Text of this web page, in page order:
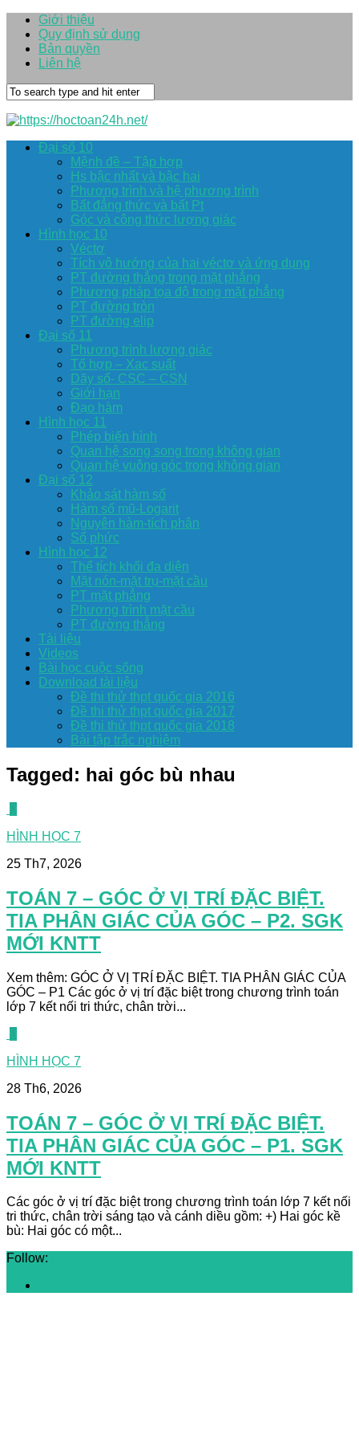
Giới thiệu
Quy định sử dụng
Bản quyền
Liên hệ
Đại số 10
Mệnh đề – Tập hợp
Hs bậc nhất và bậc hai
Phương trình và hệ phương trình
Bất đẳng thức và bất Pt
Góc và công thức lượng giác
Hình học 10
Véctơ
Tích vô hướng của hai véctơ và ứng dụng
PT đường thẳng trong mặt phẳng
Phương pháp tọa độ trong mặt phẳng
PT đường tròn
PT đường elip
Đại số 11
Phương trình lượng giác
Tổ hợp – Xac suất
Dãy số- CSC – CSN
Giới hạn
Đạo hàm
Hình học 11
Phép biến hình
Quan hệ song song trong không gian
Quan hệ vuông góc trong không gian
Đại số 12
Khảo sát hàm số
Hàm số mũ-Logarit
Nguyên hàm-tích phân
Số phức
Hình học 12
Thể tích khối đa diện
Mặt nón-mặt trụ-mặt cầu
PT mặt phẳng
Phương trình mặt cầu
PT đường thẳng
Tài liệu
Videos
Bài học cuộc sống
Download tài liệu
Đề thi thử thpt quốc gia 2016
Đề thi thử thpt quốc gia 2017
Đề thi thử thpt quốc gia 2018
Bài tập trắc nghiệm
Tagged: hai góc bù nhau
HÌNH HỌC 7
25 Th7, 2026
TOÁN 7 – GÓC Ở VỊ TRÍ ĐẶC BIỆT.
TIA PHÂN GIÁC CỦA GÓC – P2. SGK
MỚI KNTT
Xem thêm: GÓC Ở VỊ TRÍ ĐẶC BIỆT. TIA PHÂN GIÁC CỦA
GÓC – P1 Các góc ở vị trí đặc biệt trong chương trình toán
lớp 7 kết nối tri thức, chân trời...
HÌNH HỌC 7
28 Th6, 2026
TOÁN 7 – GÓC Ở VỊ TRÍ ĐẶC BIỆT.
TIA PHÂN GIÁC CỦA GÓC – P1. SGK
MỚI KNTT
Các góc ở vị trí đặc biệt trong chương trình toán lớp 7 kết nối
tri thức, chân trời sáng tạo và cánh diều gồm: +) Hai góc kề
bù: Hai góc có một...
Follow: